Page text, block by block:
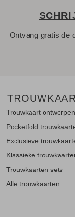
Ontvang gratis de
Trouwkaart
Pocketfold
Exclusieve
Klassieke
Trouwkaarten sets
Alle trouwkaarten